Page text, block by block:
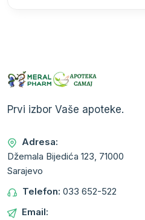
Prvi izbor Vaše apoteke.
Adresa:
Džemala Bijedića 123, 71000
Sarajevo
Telefon: 033 652-522
Email: